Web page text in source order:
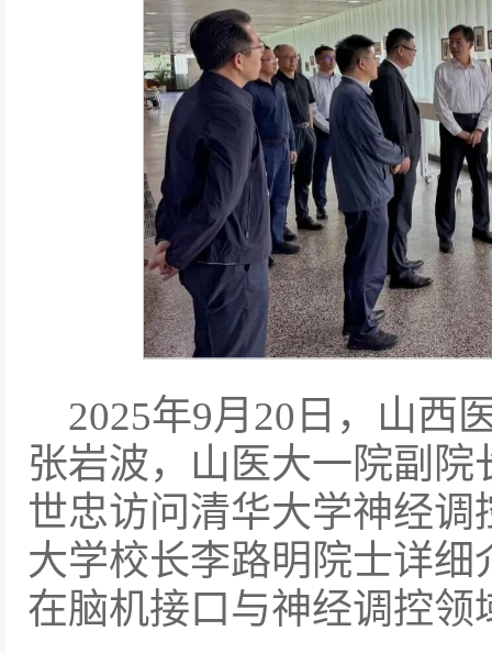
2025年9月20日，山西
张岩波，山医大一院副
世忠访问清华大学神经
大学校长李路明院士详
在脑机接口与神经调控领